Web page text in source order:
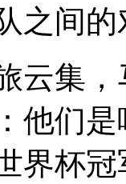
之间的
集，
他们
界杯